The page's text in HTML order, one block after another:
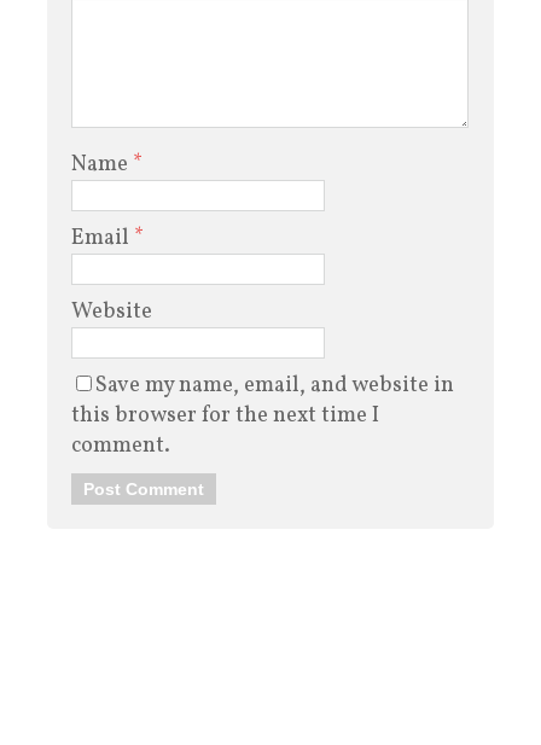
Name *
Email *
Website
Save my name, email, and website in
this browser for the next time I
comment.